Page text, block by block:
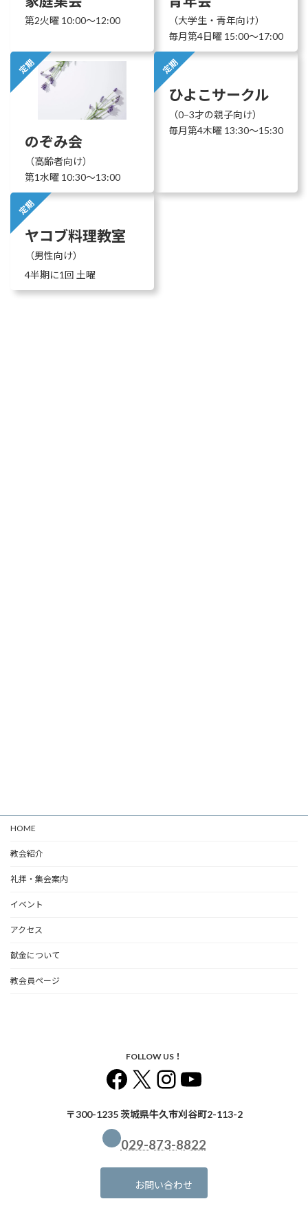
第2火曜 10:00〜12:00
（大学生・青年向け）
毎月第4日曜 15:00〜17:00
のぞみ会
（高齢者向け）
第1水曜 10:30〜13:00
定期
ひよこサークル
（0−3才の親子向け）
毎月第4木曜 13:30〜15:30
定期
ヤコブ料理教室
（男性向け）
4半期に1回 土曜
定期
HOME
教会紹介
礼拝・集会案内
イベント
アクセス
献金について
教会員ページ
FOLLOW US！
Facebook
X Instagram
YouTube
〒300-1235 茨城県牛久市刈谷町2-113-2
029-873-8822
お問い合わせ